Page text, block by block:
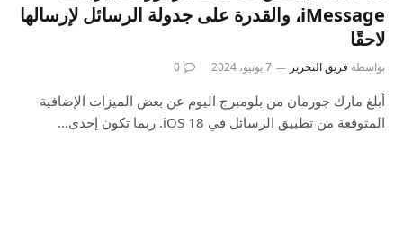
iMessage، والقدرة على جدولة الرسائل لإرسالها
لاحقًا
بواسطة فريق التحرير 7 يونيو، 2024 0
أبلغ مارك جورمان من بلومبرج اليوم عن بعض الميزات الإضافية
المتوقعة من تطبيق الرسائل في iOS 18. ربما تكون إحدى…